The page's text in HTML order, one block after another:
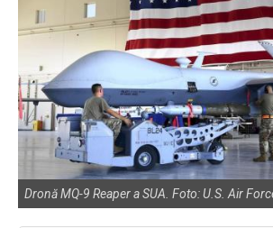
Dronă MQ-9 Reaper a SUA. Foto: U.S. Air